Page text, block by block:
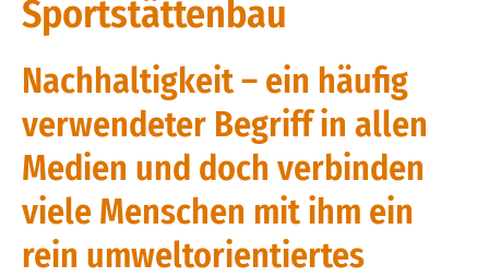
Sportstättenbau
Nachhaltigkeit – ein häufig
verwendeter Begriff in allen
Medien und doch verbinden
viele Menschen mit ihm ein
rein umweltorientiertes